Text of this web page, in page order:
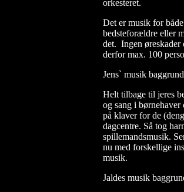
orkesteret.
Det er musik for
bedsteforældre eller
det. Ingen øreskader
derfor max. 100
Jens` musik
Helt tilbage til jeres
og sang i
på klaver for de
dagcentre. Så tog
spillemandsmusik.
nu med forskellige
musik.
Jaldes musik